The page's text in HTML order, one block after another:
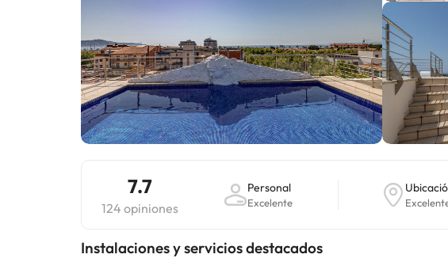
7.7
124 opiniones
Personal
Excelente
Instalaciones y servicios destacados